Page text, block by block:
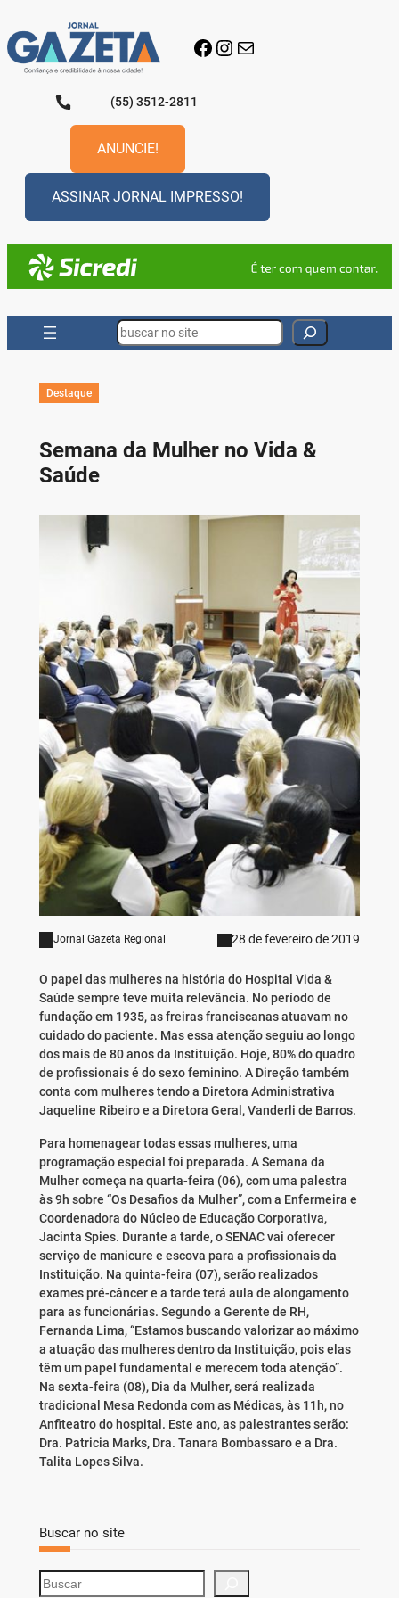
para
o
conteúdo
Facebook
Instagram
E-mail
(55) 3512-2811
ANUNCIE!
ASSINAR JORNAL IMPRESSO!
Search
Destaque
Semana da Mulher no Vida &
Saúde
Jornal Gazeta Regional 28 de fevereiro de 2019
O papel das mulheres na história do Hospital Vida &
Saúde sempre teve muita relevância. No período de
fundação em 1935, as freiras franciscanas atuavam no
cuidado do paciente. Mas essa atenção seguiu ao longo
dos mais de 80 anos da Instituição. Hoje, 80% do quadro
de profissionais é do sexo feminino. A Direção também
conta com mulheres tendo a Diretora Administrativa
Jaqueline Ribeiro e a Diretora Geral, Vanderli de Barros.
Para homenagear todas essas mulheres, uma
programação especial foi preparada. A Semana da
Mulher começa na quarta-feira (06), com uma palestra
às 9h sobre “Os Desafios da Mulher”, com a Enfermeira e
Coordenadora do Núcleo de Educação Corporativa,
Jacinta Spies. Durante a tarde, o SENAC vai oferecer
serviço de manicure e escova para a profissionais da
Instituição. Na quinta-feira (07), serão realizados
exames pré-câncer e a tarde terá aula de alongamento
para as funcionárias. Segundo a Gerente de RH,
Fernanda Lima, “Estamos buscando valorizar ao máximo
a atuação das mulheres dentro da Instituição, pois elas
têm um papel fundamental e merecem toda atenção”.
Na sexta-feira (08), Dia da Mulher, será realizada
tradicional Mesa Redonda com as Médicas, às 11h, no
Anfiteatro do hospital. Este ano, as palestrantes serão:
Dra. Patricia Marks, Dra. Tanara Bombassaro e a Dra.
Talita Lopes Silva.
Buscar no site
S